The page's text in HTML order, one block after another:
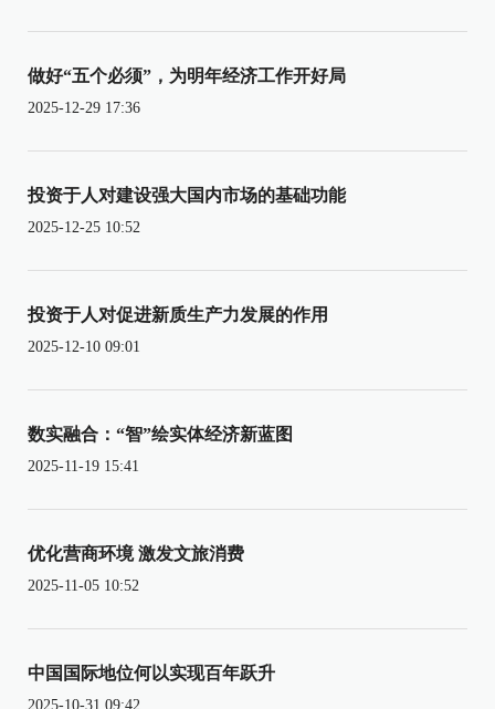
做好“五个必须”，为明年经济工作开好局
2025-12-29 17:36
投资于人对建设强大国内市场的基础功能
2025-12-25 10:52
投资于人对促进新质生产力发展的作用
2025-12-10 09:01
数实融合：“智”绘实体经济新蓝图
2025-11-19 15:41
优化营商环境 激发文旅消费
2025-11-05 10:52
中国国际地位何以实现百年跃升
2025-10-31 09:42